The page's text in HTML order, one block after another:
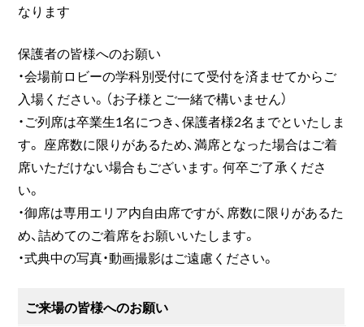
なります
保護者の皆様へのお願い
・会場前ロビーの学科別受付にて受付を済ませてからご
入場ください。（お子様とご一緒で構いません）
・ご列席は卒業生1名につき、保護者様2名までといたしま
す。 座席数に限りがあるため、満席となった場合はご着
席いただけない場合もございます。何卒ご了承くださ
い。
・御席は専用エリア内自由席ですが、席数に限りがあるた
め、詰めてのご着席をお願いいたします。
・式典中の写真・動画撮影はご遠慮ください。
ご来場の皆様へのお願い